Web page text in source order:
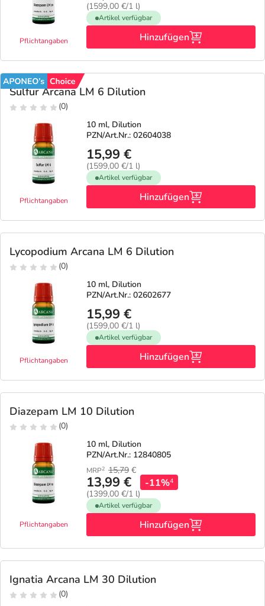
Diabetes
Körperpflege & Kosmetik
Liebe & Erotik
Mutter & Kind
Nahrungsergänzung
Natur & Homöopathie
Sanitätshaus
Sport & Fitness
Tierapotheke
Vitamine & Mineralstoffe
Geschenkideen
Aktuelle Coupons 7
Summer SALE
Reiseapotheke
Insektenschutz
Sonnenpflege
Sommerpflege für Haar und Kopfhaut
Täglich gut versorgt
Fragen und Antworten
Kontakt
Ratgeber
Beliebte Beiträge
E-Rezept einlösen
E-Rezept App
5% Extra Cash
Avene & Ducray Deals
Eucerin Deals
Evolsin Deals
Frontline & Frontpro Deals
Nattermann Deals
R(h)ein Nutrition Deals
Refluthin, Lasea & Carmenthin Deals
Salus Deals
Pflichtangaben
(1599,00 €/1 l)
Artikel verfügbar
Hinzufügen
Sulfur Arcana LM 6 Dilution
(0)
Pflichtangaben
10 ml, Dilution
PZN/Art.Nr.: 02604038
15,99 €
(1599,00 €/1 l)
Artikel verfügbar
Hinzufügen
Lycopodium Arcana LM 6 Dilution
(0)
Pflichtangaben
10 ml, Dilution
PZN/Art.Nr.: 02602677
15,99 €
(1599,00 €/1 l)
Artikel verfügbar
Hinzufügen
Diazepam LM 10 Dilution
(0)
Pflichtangaben
10 ml, Dilution
PZN/Art.Nr.: 12840805
MRP2 15,79 €
13,99 €
(1399,00 €/1 l)
-11%4
Artikel verfügbar
Hinzufügen
Ignatia Arcana LM 30 Dilution
(0)